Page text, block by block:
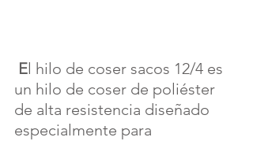
El hilo de coser sacos 12/4 es
un hilo de coser de poliéster
de alta resistencia diseñado
especialmente para